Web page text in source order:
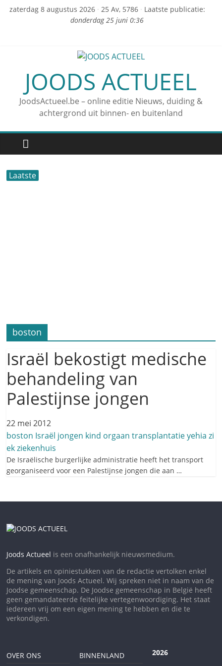
zaterdag 8 augustus 2026 · 25 Av, 5786 · Laatste publicatie:
donderdag 25 juni 0:36
JOODS ACTUEEL
JoodsActueel.be – online editie Nieuws, duiding &
achtergrond uit binnen- en buitenland
Laatste
boston
Israël bekostigt medische
behandeling van
Palestijnse jongen
22 mei 2012
boston Israël jongen kind orgaan transplantatie yehia zi
ek ziekenhuis
De Israëlische burgerlijke administratie heeft het transport
georganiseerd voor een Palestijnse jongen die aan …
Joods Actueel is een onafhankelijk nieuwsmedium.
De artikels en opiniestukken van de redactie vertolken enkel
de mening van Joods Actueel. Wij spreken niet in naam van de
Joodse gemeenschap. De Joodse gemeenschap in België heeft
geen gemandateerde feitelijke vertegenwoordiging. Het staat
iedereen vrij om een eigen mening te hebben en die te
verkondigen.
OVER ONS BINNENLAND 2026